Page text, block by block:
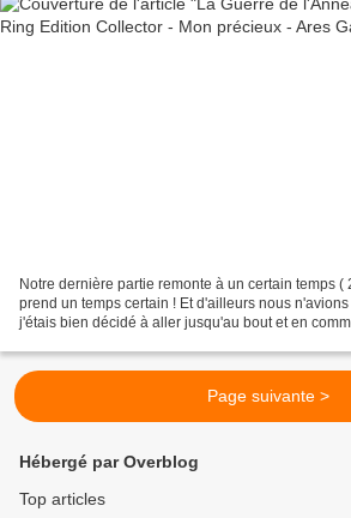
Notre dernière partie remonte à un certain temps (
prend un temps certain ! Et d'ailleurs nous
j'étais bien décidé à aller jusqu'au bout et en
Page suivante >
Hébergé par Overblog
Top articles